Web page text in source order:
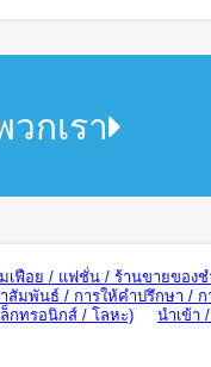
กเรา
ฟือย / แฟชั่น / ร้านขายของช
มพันธ์ / การให้คำปรึกษา / ก
กทรอนิกส์ / โลหะ)
นำเข้า